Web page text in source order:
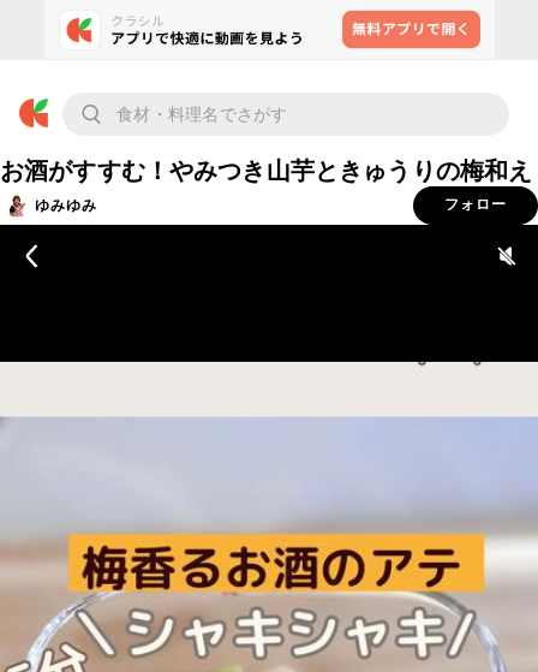
お酒がすすむ！やみつき山芋ときゅうりの梅和え
ゆみゆみ フォロー